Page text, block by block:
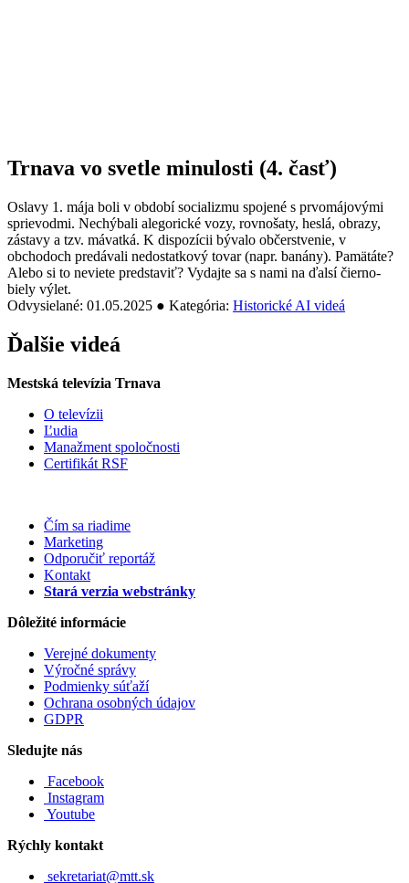
Trnava vo svetle minulosti (4. časť)
Oslavy 1. mája boli v období socializmu spojené s prvomájovými
sprievodmi. Nechýbali alegorické vozy, rovnošaty, heslá, obrazy,
zástavy a tzv. mávatká. K dispozícii bývalo občerstvenie, v
obchodoch predávali nedostatkový tovar (napr. banány). Pamätáte?
Alebo si to neviete predstaviť? Vydajte sa s nami na ďalsí čierno-
biely výlet.
Odvysielané: 01.05.2025 ● Kategória: Historické AI videá
Ďalšie videá
Mestská televízia Trnava
O televízii
Ľudia
Manažment spoločnosti
Certifikát RSF
Čím sa riadime
Marketing
Odporučiť reportáž
Kontakt
Stará verzia webstránky
Dôležité informácie
Verejné dokumenty
Výročné správy
Podmienky súťaží
Ochrana osobných údajov
GDPR
Sledujte nás
Facebook
Instagram
Youtube
Rýchly kontakt
sekretariat@mtt.sk